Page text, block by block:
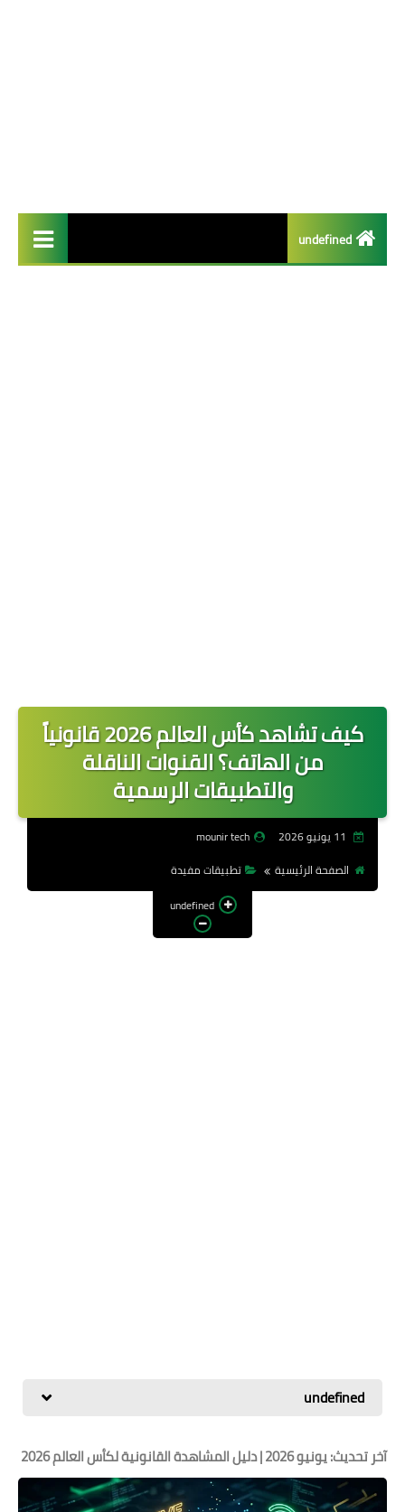
undefined
كيف تشاهد كأس العالم 2026 قانونياً
من الهاتف؟ القنوات الناقلة
والتطبيقات الرسمية
mounir tech
الصفحة الرئيسية
تطبيقات مفيدة
undefined
undefined
آخر تحديث: يونيو 2026 | دليل المشاهدة القانونية لكأس العالم 2026